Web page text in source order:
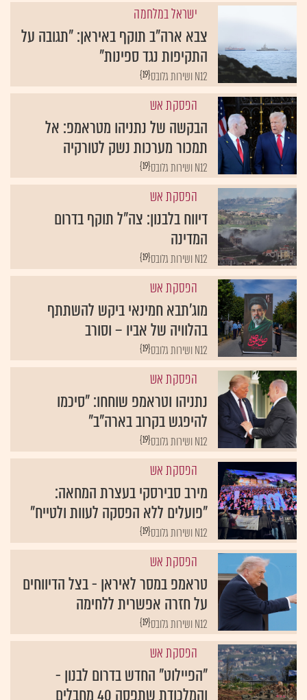
ישראל במלחמה
צבא ארה"ב תוקף באיראן: "תגובה על
התקיפות נגד ספינות"
{19} N12 ושירות גלובס
הפסקת אש
הבקשה של נתניהו מטראמפ: אל
תמכור מערכות נשק לטורקיה
{19} N12 ושירות גלובס
הפסקת אש
דיווח בלבנון: צה"ל תוקף בדרום
המדינה
{19} N12 ושירות גלובס
הפסקת אש
מוג'תבא חמינאי ביקש להשתתף
בהלוויה של אביו – וסורב
{19} N12 ושירות גלובס
הפסקת אש
נתניהו וטראמפ שוחחו: "סיכמו
להיפגש בקרוב בארה"ב"
{19} N12 ושירות גלובס
הפסקת אש
מירב סבירסקי בעצרת המחאה:
"פועלים ללא הפסקה לעוות ולטייח"
{19} N12 ושירות גלובס
הפסקת אש
טראמפ במסר לאיראן - בצל הדיווחים
על חזרה אפשרית ללחימה
{19} N12 ושירות גלובס
הפסקת אש
"הפיילוט" החדש בדרום לבנון -
והמלכודת שתפסה 40 מחבלים